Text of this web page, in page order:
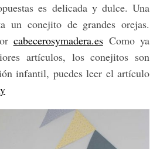
es delicada y dulce. Una
un conejito de grandes orejas.
cabecerosymadera.esComo ya
artículos, los conejitos son
infantil, puedes leer el artículo